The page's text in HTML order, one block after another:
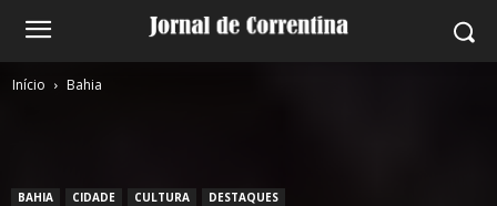
Início Bahia
BAHIA CIDADE CULTURA DESTAQUES